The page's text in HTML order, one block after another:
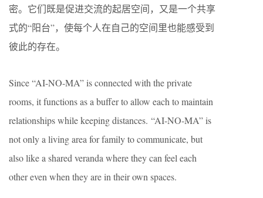
密。它们既是促进交流的起居空间，又是一个共享
式的“阳台”，使每个人在自己的空间里也能感受到
彼此的存在。
Since “AI-NO-MA” is connected with the private
rooms, it functions as a buffer to allow each to maintain
relationships while keeping distances. “AI-NO-MA” is
not only a living area for family to communicate, but
also like a shared veranda where they can feel each
other even when they are in their own spaces.